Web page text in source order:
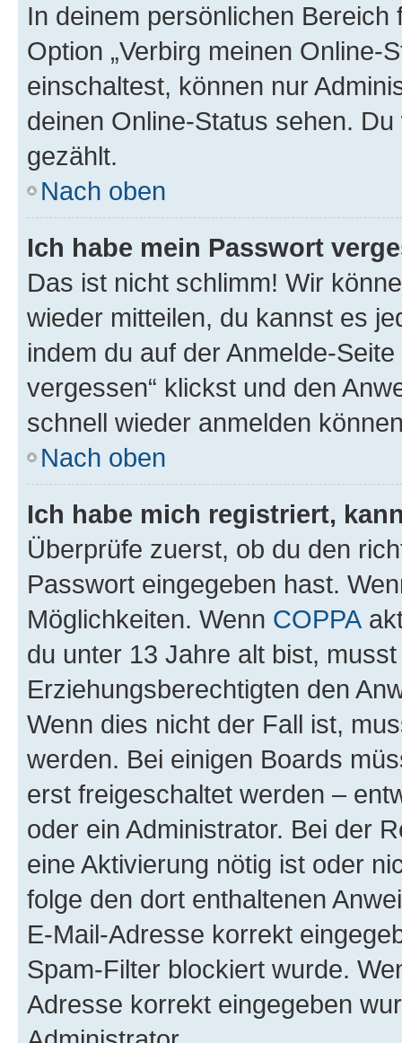
In deinem persönlichen
Option „Verbirg meinen Online-
einschaltest, können nur
deinen Online-Status sehen.
gezählt.
Nach oben
Ich habe mein Passwort
Das ist nicht schlimm! Wir
wieder mitteilen, du kannst es
indem du auf der Anmelde-
vergessen“ klickst und den
schnell wieder anmelden
Nach oben
Ich habe mich registriert,
Überprüfe zuerst, ob du den
Passwort eingegeben hast.
Möglichkeiten. Wenn COPPA
du unter 13 Jahre alt bist,
Erziehungsberechtigten den
Wenn dies nicht der Fall ist,
werden. Bei einigen Boards
erst freigeschaltet werden –
oder ein Administrator. Bei der
eine Aktivierung nötig ist oder
folge den dort enthaltenen
E-Mail-Adresse korrekt
Spam-Filter blockiert wurde.
Adresse korrekt eingegeben